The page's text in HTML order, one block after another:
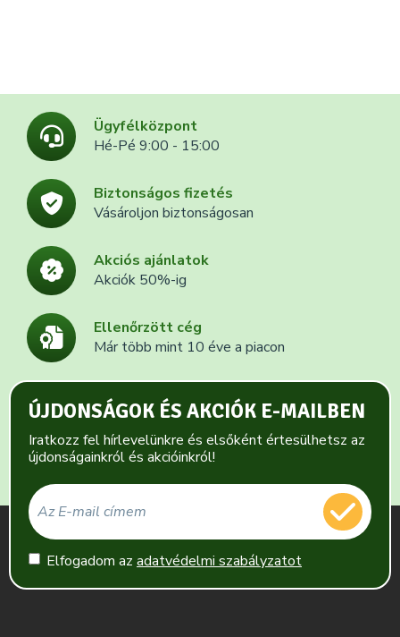
Ügyfélközpont
Hé-Pé 9:00 - 15:00
Biztonságos fizetés
Vásároljon biztonságosan
Akciós ajánlatok
Akciók 50%-ig
Ellenőrzött cég
Már több mint 10 éve a piacon
ÚJDONSÁGOK ÉS AKCIÓK E-MAILBEN
Iratkozz fel hírlevelünkre és elsőként értesülhetsz az
újdonságainkról és akcióinkról!
Elfogadom az adatvédelmi szabályzatot